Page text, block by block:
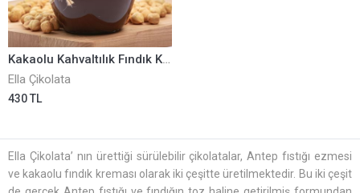
Kakaolu Kahvaltılık Fındık Kreaması 400 Gr ELLA0001041
Ella Çikolata
430 TL
Ella Çikolata’ nın ürettiği sürülebilir çikolatalar, Antep fıstığı ezmesi
ve kakaolu fındık kreması olarak iki çeşitte üretilmektedir. Bu iki çeşit